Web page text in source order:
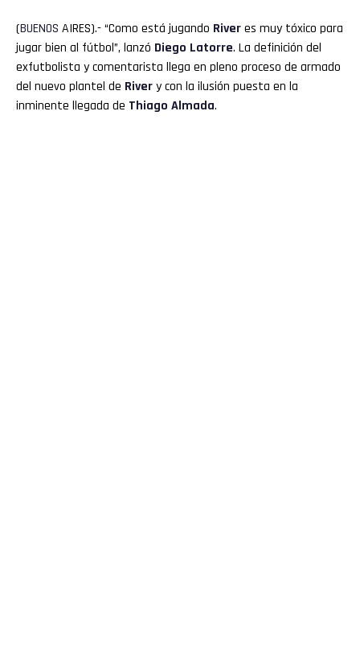
(BUENOS AIRES).- “Como está jugando Riveres muy tóxico para
jugar bien al fútbol”, lanzó Diego Latorre. La definición del
exfutbolista y comentarista llega en pleno proceso de armado
del nuevo plantel de Rivery con la ilusión puesta en la
inminente llegada de Thiago Almada.